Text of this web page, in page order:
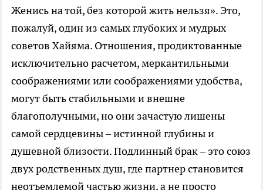
Женись на той, без которой жить нельзя». Это,
пожалуй, один из самых глубоких и мудрых
советов Хайяма. Отношения, продиктованные
исключительно расчетом, меркантильными
соображениями или соображениями удобства,
могут быть стабильными и внешне
благополучными, но они зачастую лишены
самой сердцевины – истинной глубины и
душевной близости. Подлинный брак – это союз
двух родственных душ, где партнер становится
неотъемлемой частью жизни, а не просто